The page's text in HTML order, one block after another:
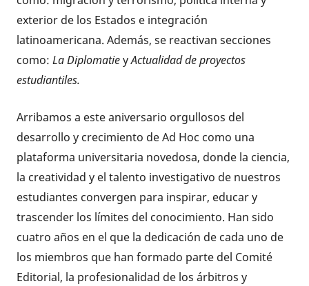
exterior de los Estados e integración
latinoamericana. Además, se reactivan secciones
como: La DiplomatieyActualidad de proyectos
estudiantiles.
Arribamos a este aniversario orgullosos del
desarrollo y crecimiento de Ad Hoc como una
plataforma universitaria novedosa, donde la ciencia,
la creatividad y el talento investigativo de nuestros
estudiantes convergen para inspirar, educar y
trascender los límites del conocimiento. Han sido
cuatro años en el que la dedicación de cada uno de
los miembros que han formado parte del Comité
Editorial, la profesionalidad de los árbitros y